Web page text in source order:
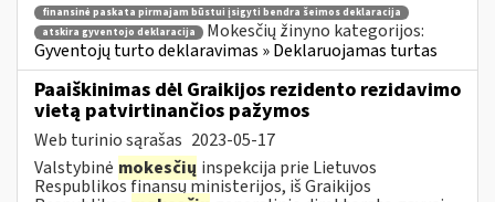
finansinė paskata pirmajam būstui įsigyti bendra šeimos deklaracija
atskira gyventojo deklaracija
Mokesčių žinyno kategorijos:
Gyventojų turto deklaravimas » Deklaruojamas turtas
Paaiškinimas dėl Graikijos rezidento rezidavimo
vietą patvirtinančios pažymos
Web turinio sąrašas 2023-05-17
Valstybinė mokesčių inspekcija prie Lietuvos
Respublikos finansų ministerijos, iš Graikijos